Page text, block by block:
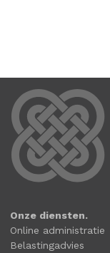
Onze diensten.
Online administratie
Belastingadvies